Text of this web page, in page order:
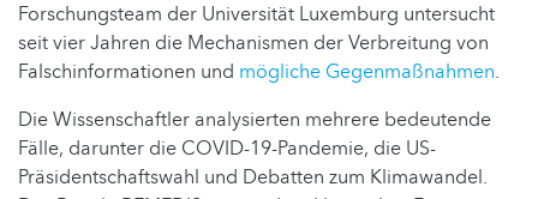
Forschungsteam der Universität Luxemburg untersucht
seit vier Jahren die Mechanismen der Verbreitung von
Falschinformationen und mögliche Gegenmaßnahmen.
Die Wissenschaftler analysierten mehrere bedeutende
Fälle, darunter die COVID-19-Pandemie, die US-
Präsidentschaftswahl und Debatten zum Klimawandel.